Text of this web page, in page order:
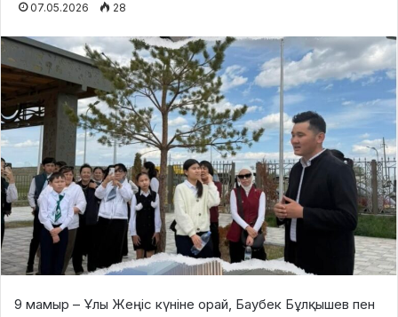
07.05.2026 28
9 мамыр – Ұлы Жеңіс күніне орай, Баубек Бұлқышев пен